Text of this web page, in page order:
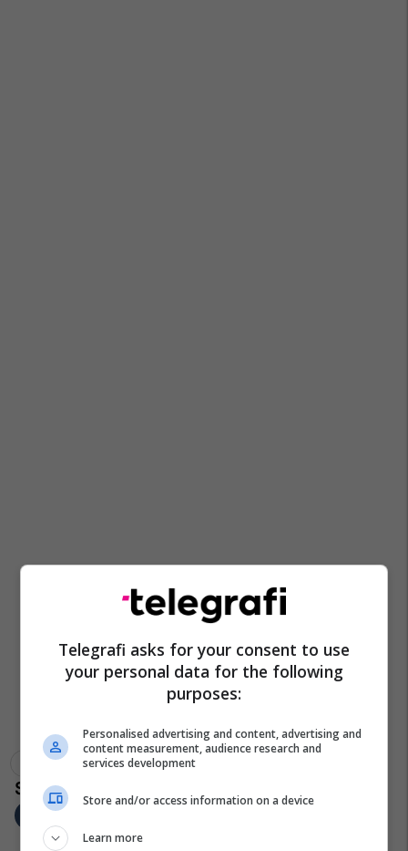
Digjet Vetura Ranilluk Policia E Kosovës
Telegrafi asks for your consent to use
your personal data for the following
purposes:
Personalised advertising and content, advertising and
content measurement, audience research and
services development
Store and/or access information on a device
Learn more